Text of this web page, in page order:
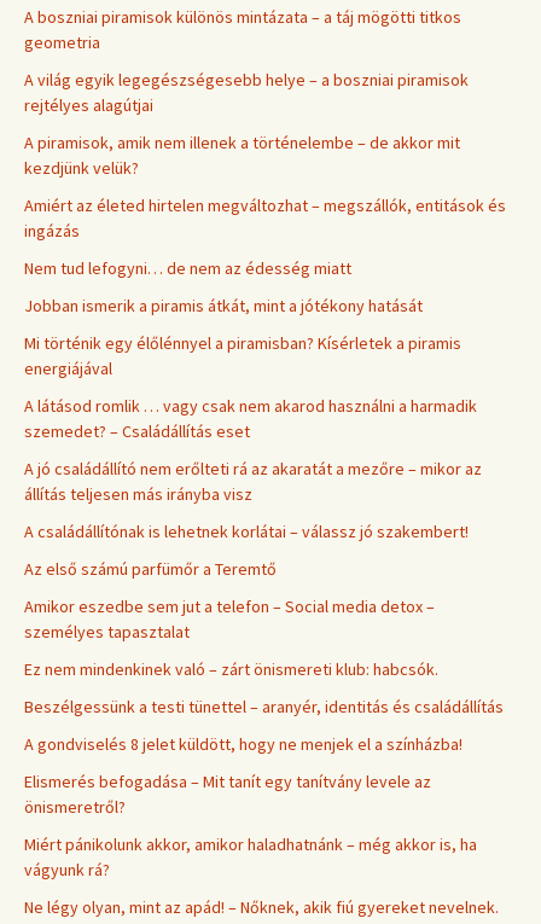
A boszniai piramisok különös mintázata – a táj mögötti titkos
geometria
A világ egyik legegészségesebb helye – a boszniai piramisok
rejtélyes alagútjai
A piramisok, amik nem illenek a történelembe – de akkor mit
kezdjünk velük?
Amiért az életed hirtelen megváltozhat – megszállók, entitások és
ingázás
Nem tud lefogyni… de nem az édesség miatt
Jobban ismerik a piramis átkát, mint a jótékony hatását
Mi történik egy élőlénnyel a piramisban? Kísérletek a piramis
energiájával
A látásod romlik … vagy csak nem akarod használni a harmadik
szemedet? – Családállítás eset
A jó családállító nem erőlteti rá az akaratát a mezőre – mikor az
állítás teljesen más irányba visz
A családállítónak is lehetnek korlátai – válassz jó szakembert!
Az első számú parfümőr a Teremtő
Amikor eszedbe sem jut a telefon – Social media detox –
személyes tapasztalat
Ez nem mindenkinek való – zárt önismereti klub: habcsók.
Beszélgessünk a testi tünettel – aranyér, identitás és családállítás
A gondviselés 8 jelet küldött, hogy ne menjek el a színházba!
Elismerés befogadása – Mit tanít egy tanítvány levele az
önismeretről?
Miért pánikolunk akkor, amikor haladhatnánk – még akkor is, ha
vágyunk rá?
Ne légy olyan, mint az apád! – Nőknek, akik fiú gyereket nevelnek.